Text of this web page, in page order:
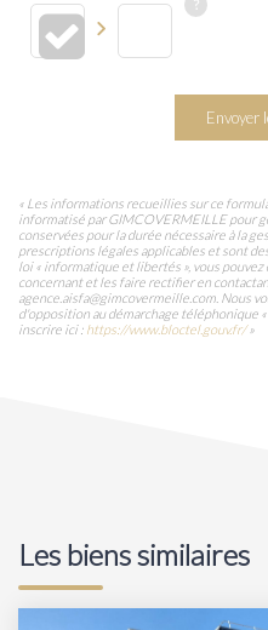
Envoyer
« Les informations recueillies sur ce
informatisé par GIMCOVERMEILLE pour
conservées pour la durée nécessaire à la
prescriptions légales applicables et sont
loi « informatique et libertés », vous
concernant et les faire rectifier en
agence.aisfa@gimcovermeille.com. Nous
d'opposition au démarchage téléphonique
inscrire ici : https://www.bloctel.gouv.fr/»
Les biens similaires